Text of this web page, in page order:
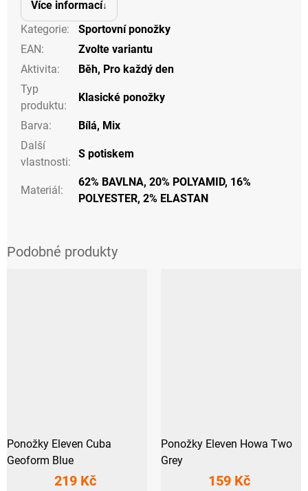
Více informací
Kategorie:
Sportovní ponožky
EAN:
Zvolte variantu
Aktivita: Běh, Pro každý den
Typ
produktu:
Klasické ponožky
Barva: Bílá, Mix
Další
vlastnosti:
S potiskem
Materiál:
62% BAVLNA, 20% POLYAMID, 16%
POLYESTER, 2% ELASTAN
Ponožky Eleven Cuba
Geoform Blue
219 Kč
Ponožky Eleven Howa Two
Grey
159 Kč